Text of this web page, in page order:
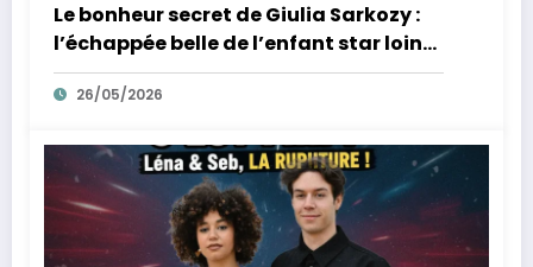
Le bonheur secret de Giulia Sarkozy :
l’échappée belle de l’enfant star loin
des tumultes familiaux.
26/05/2026